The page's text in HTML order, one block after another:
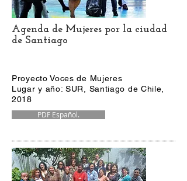
Agenda de Mujeres por la ciudad
de Santiago
Proyecto Voces de Mujeres
Lugar y año: SUR, Santiago de Chile,
2018
PDF Español.